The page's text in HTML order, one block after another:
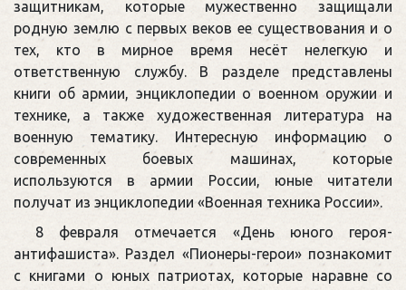
защитникам, которые мужественно защищали
родную землю с первых веков ее существования и о
тех, кто в мирное время несёт нелегкую и
ответственную службу. В разделе представлены
книги об армии, энциклопедии о военном оружии и
технике, а также художественная литература на
военную тематику. Интересную информацию о
современных боевых машинах, которые
используются в армии России, юные читатели
получат из энциклопедии «Военная техника России».
8 февраля отмечается «День юного героя-
антифашиста». Раздел «Пионеры-герои» познакомит
с книгами о юных патриотах, которые наравне со